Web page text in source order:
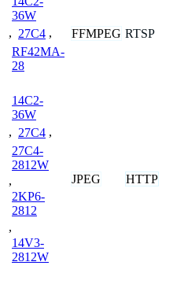
36W
, 27C4 ,
RF42MA-
28
FFMPEG RTSP
14C2-
36W
, 27C4 ,
27C4-
2812W
,
2KP6-
2812
,
14V3-
2812W
JPEG HTTP